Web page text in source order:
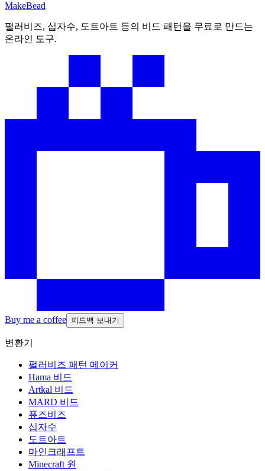
MakeBead
펄러비즈, 십자수, 도트아트 등의 비드 패턴을 무료로 만드는
온라인 도구.
Buy me a coffee 피드백 보내기
변환기
펄러비즈 패턴 메이커
Hama 비드
Artkal 비드
MARD 비드
퓨즈비즈
십자수
도트아트
마인크래프트
Minecraft 원